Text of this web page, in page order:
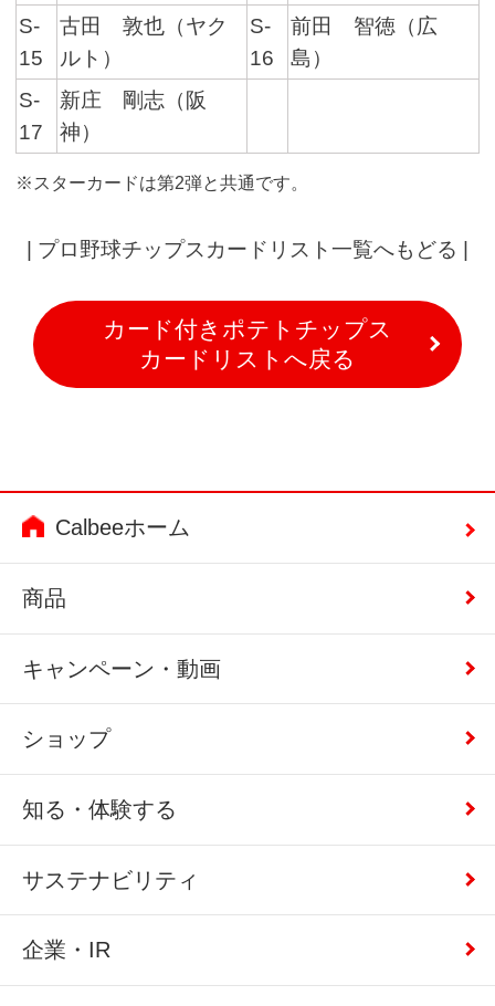
S-
15
古田 敦也（ヤク
ルト）
S-
16
前田 智徳（広
島）
S-
17
新庄 剛志（阪
神）
※スターカードは第2弾と共通です。
| プロ野球チップスカードリスト一覧へもどる |
カード付きポテトチップス
カードリストへ戻る
Calbeeホーム
商品
キャンペーン・動画
ショップ
知る・体験する
サステナビリティ
企業・IR